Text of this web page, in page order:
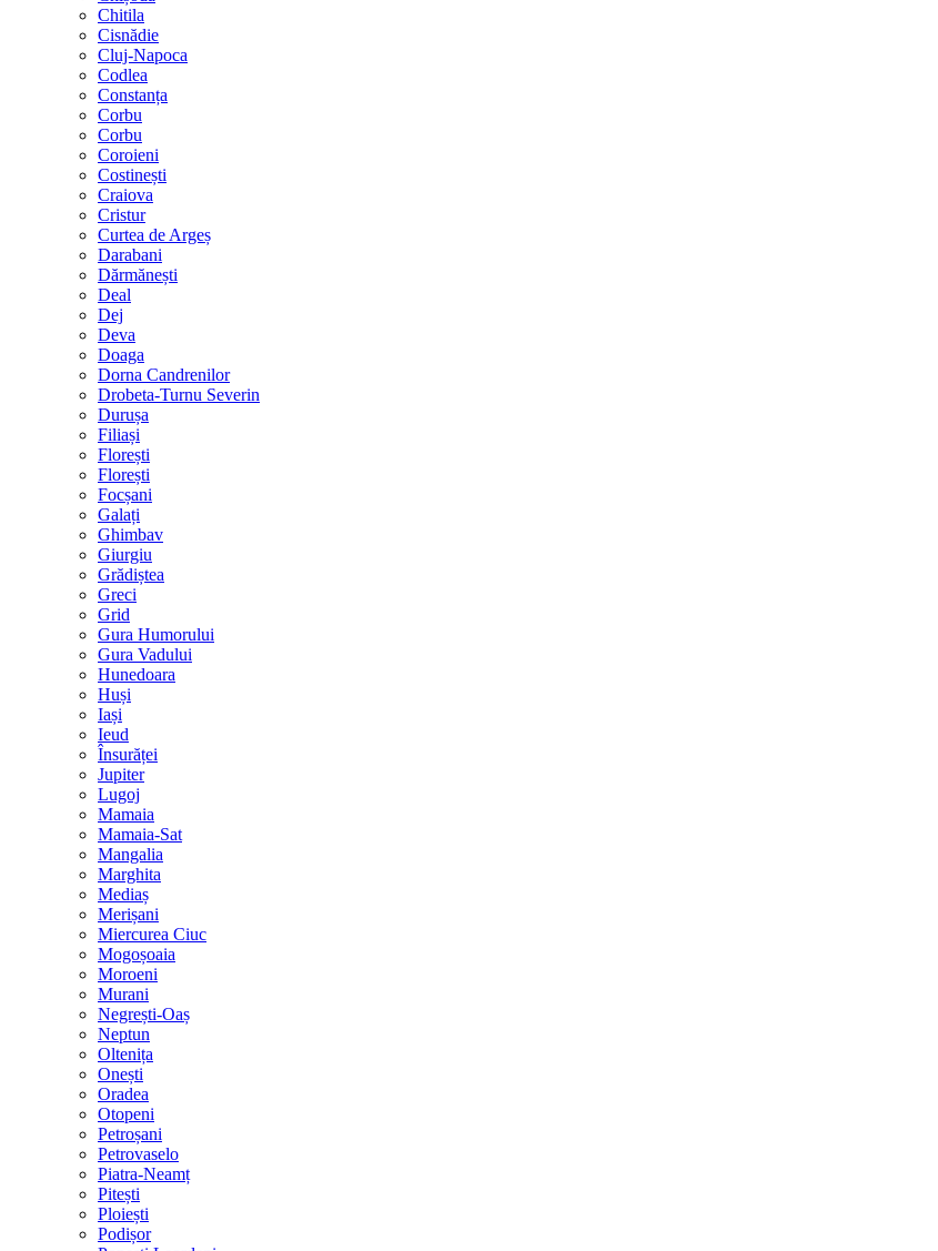
Chitila
Cisnădie
Cluj-Napoca
Codlea
Constanța
Corbu
Corbu
Coroieni
Costinești
Craiova
Cristur
Curtea de Argeș
Darabani
Dărmănești
Deal
Dej
Deva
Doaga
Dorna Candrenilor
Drobeta-Turnu Severin
Durușa
Filiași
Florești
Florești
Focșani
Galați
Ghimbav
Giurgiu
Grădiștea
Greci
Grid
Gura Humorului
Gura Vadului
Hunedoara
Huși
Iași
Ieud
Însurăței
Jupiter
Lugoj
Mamaia
Mamaia-Sat
Mangalia
Marghita
Mediaș
Merișani
Miercurea Ciuc
Mogoșoaia
Moroeni
Murani
Negrești-Oaș
Neptun
Oltenița
Onești
Oradea
Otopeni
Petroșani
Petrovaselo
Piatra-Neamț
Pitești
Ploiești
Podișor